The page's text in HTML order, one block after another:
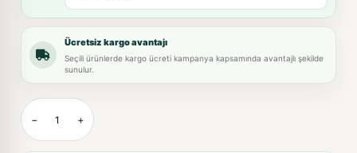
Ücretsiz kargo avantajı
Seçili ürünlerde kargo ücreti kampanya kapsamında avantajlı şekilde
sunulur.
− +